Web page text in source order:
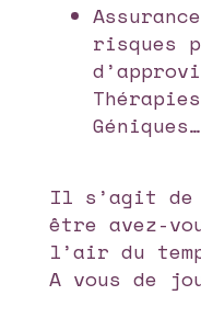
risques
Géniques…
Il s’agit de
être avez-
l’air du
A vous de